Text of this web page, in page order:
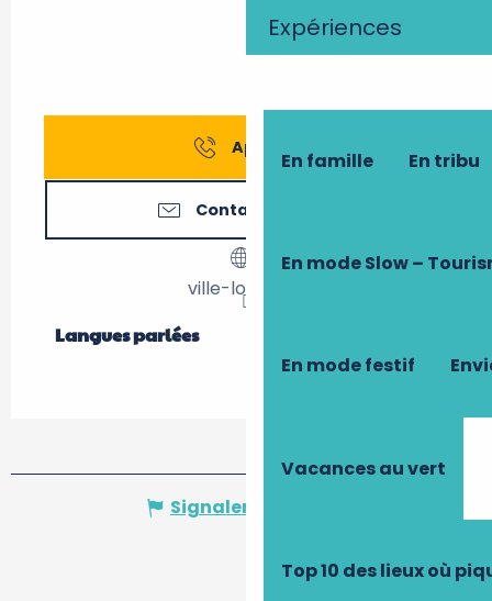
Expériences
En famille En tribu
En mode Slow –
En mode festif
Vacances au vert
Top 10 des lieux où
Appeler
Contactez-nous
ville-loches.fr
Langues parlées
Langues parlées
Signaler une erreur